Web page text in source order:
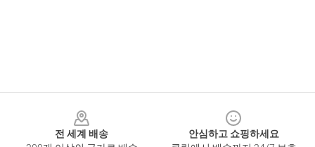
전 세계 배송
안심하고 쇼핑하세요